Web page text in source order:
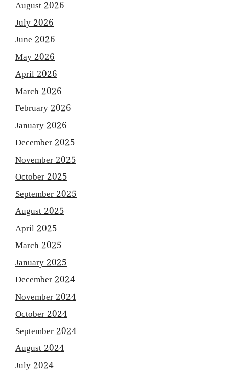
August 2026
July 2026
June 2026
May 2026
April 2026
March 2026
February 2026
January 2026
December 2025
November 2025
October 2025
September 2025
August 2025
April 2025
March 2025
January 2025
December 2024
November 2024
October 2024
September 2024
August 2024
July 2024